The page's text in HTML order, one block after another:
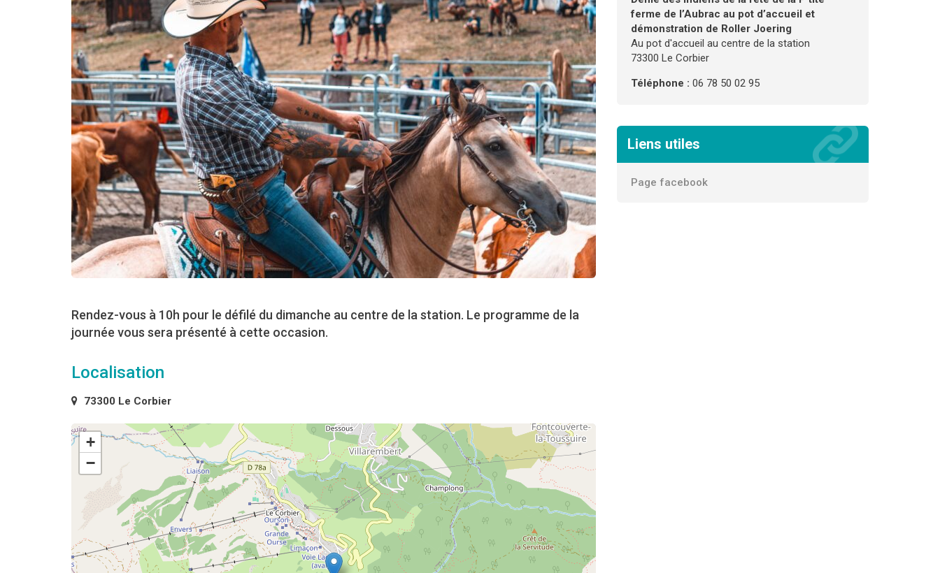
Rendez-vous à 10h pour le défilé du dimanche au centre de la station. Le programme de la
journée vous sera présenté à cette occasion.
Localisation
73300 Le Corbier
+
−
ferme de l’Aubrac au pot d’accueil et
démonstration de Roller Joering
Au pot d'accueil au centre de la station
73300 Le Corbier
Téléphone : 06 78 50 02 95
Liens utiles
Page facebook